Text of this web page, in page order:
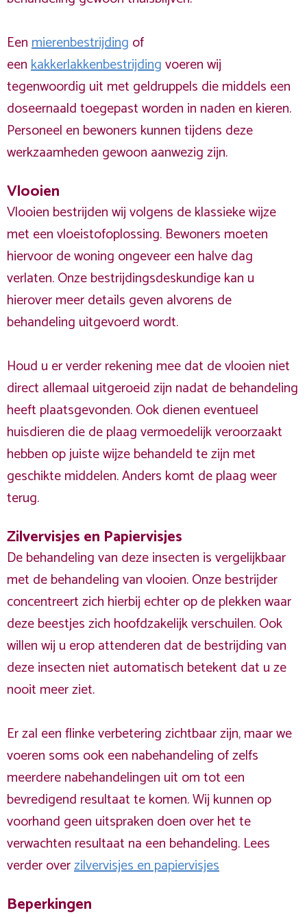
Eenmierenbestrijding of
eenkakkerlakkenbestrijdingvoeren wij
tegenwoordig uit met geldruppels die middels een
doseernaald toegepast worden in naden en kieren.
Personeel en bewoners kunnen tijdens deze
werkzaamheden gewoon aanwezig zijn.
Vlooien
Vlooien bestrijden wij volgens de klassieke wijze
met een vloeistofoplossing. Bewoners moeten
hiervoor de woning ongeveer een halve dag
verlaten. Onze bestrijdingsdeskundige kan u
hierover meer details geven alvorens de
behandeling uitgevoerd wordt.
Houd u er verder rekening mee dat de vlooien niet
direct allemaal uitgeroeid zijn nadat de behandeling
heeft plaatsgevonden. Ook dienen eventueel
huisdieren die de plaag vermoedelijk veroorzaakt
hebben op juiste wijze behandeld te zijn met
geschikte middelen. Anders komt de plaag weer
terug.
Zilvervisjes en Papiervisjes
De behandeling van deze insecten is vergelijkbaar
met de behandeling van vlooien. Onze bestrijder
concentreert zich hierbij echter op de plekken waar
deze beestjes zich hoofdzakelijk verschuilen. Ook
willen wij u erop attenderen dat de bestrijding van
deze insecten niet automatisch betekent dat u ze
nooit meer ziet.
Er zal een flinke verbetering zichtbaar zijn, maar we
voeren soms ook een nabehandeling of zelfs
meerdere nabehandelingen uit om tot een
bevredigend resultaat te komen. Wij kunnen op
voorhand geen uitspraken doen over het te
verwachten resultaat na een behandeling. Lees
verder overzilvervisjes en papiervisjes
Beperkingen